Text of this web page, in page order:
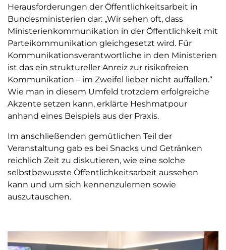
Herausforderungen der Öffentlichkeitsarbeit in
Bundesministerien dar: „Wir sehen oft, dass
Ministerienkommunikation in der Öffentlichkeit mit
Parteikommunikation gleichgesetzt wird. Für
Kommunikationsverantwortliche in den Ministerien
ist das ein struktureller Anreiz zur risikofreien
Kommunikation – im Zweifel lieber nicht auffallen.“
Wie man in diesem Umfeld trotzdem erfolgreiche
Akzente setzen kann, erklärte Heshmatpour
anhand eines Beispiels aus der Praxis.
Im anschließenden gemütlichen Teil der
Veranstaltung gab es bei Snacks und Getränken
reichlich Zeit zu diskutieren, wie eine solche
selbstbewusste Öffentlichkeitsarbeit aussehen
kann und um sich kennenzulernen sowie
auszutauschen.